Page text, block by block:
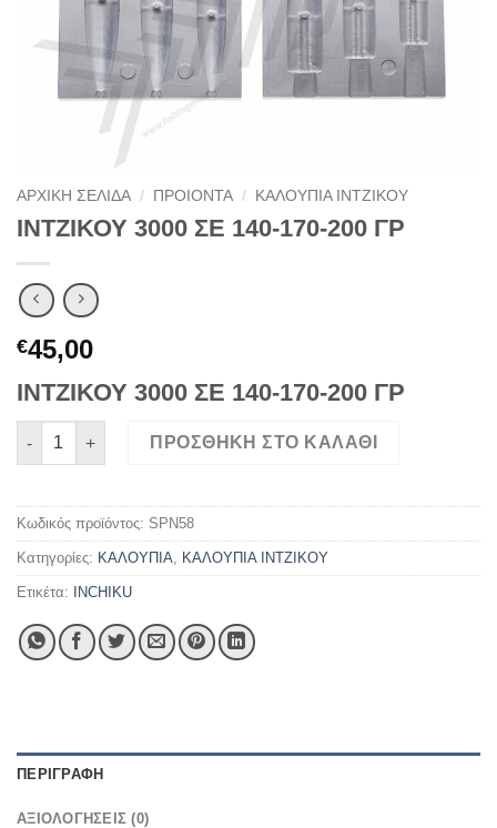
ΑΡΧΙΚΉ ΣΕΛΊΔΑ / ΠΡΟΙΟΝΤΑ / ΚΑΛΟΥΠΙΑ ΙΝΤΖΙΚΟΥ
ΙΝΤΖΙΚΟΥ 3000 ΣΕ 140-170-200 ΓΡ
€45,00
ΙΝΤΖΙΚΟΥ 3000 ΣΕ 140-170-200 ΓΡ
ΙΝΤΖΙΚΟΥ 3000 ΣΕ 140-170-200 ΓΡ ποσότητα
ΠΡΟΣΘΉΚΗ ΣΤΟ ΚΑΛΆΘΙ
Κωδικός προϊόντος: SPN58
Κατηγορίες: ΚΑΛΟΥΠΙΑ, ΚΑΛΟΥΠΙΑ ΙΝΤΖΙΚΟΥ
Ετικέτα: INCHIKU
ΠΕΡΙΓΡΑΦΉ
ΑΞΙΟΛΟΓΉΣΕΙΣ (0)